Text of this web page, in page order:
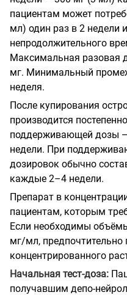
пациентам может
мл) один раз в 2 недели
непродолжительного
Максимальная разовая
мг. Минимальный
неделя.
После купирования
производится
поддерживающей дозы
недели. При
дозировок обычно
каждые 2–4 недели.
Препарат в
пациентам, которым
Если необходимы
мг/мл, предпочтительно
концентрированного
Начальная тест-доза:
получавшим депо-